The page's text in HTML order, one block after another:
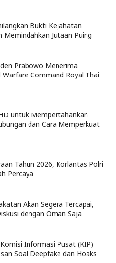
Bukti Kejahatan
Memindahkan Jutaan Puing
Prabowo Menerima
Command Royal Thai
untuk Mempertahankan
dan Cara Memperkuat
Tahun 2026, Korlantas Polri
Percaya
Akan Segera Tercapai,
dengan Oman Saja
Informasi Pusat (KIP)
Soal Deepfake dan Hoaks